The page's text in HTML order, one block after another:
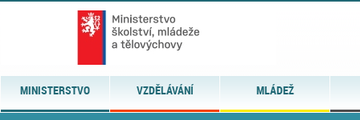
MINISTERSTVO VZDĚLÁVÁNÍ MLÁDEŽ